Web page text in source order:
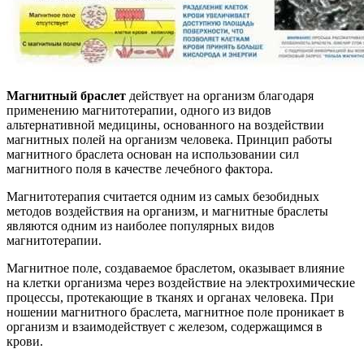
Магнитный браслет действует на организм благодаря
применению магнитотерапии, одного из видов
альтернативной медицины, основанного на воздействии
магнитных полей на организм человека. Принцип работы
магнитного браслета основан на использовании сил
магнитного поля в качестве лечебного фактора.
Магнитотерапия считается одним из самых безобидных
методов воздействия на организм, и магнитные браслеты
являются одним из наиболее популярных видов
магнитотерапии.
Магнитное поле, создаваемое браслетом, оказывает влияние
на клетки организма через воздействие на электрохимические
процессы, протекающие в тканях и органах человека. При
ношении магнитного браслета, магнитное поле проникает в
организм и взаимодействует с железом, содержащимся в
крови.